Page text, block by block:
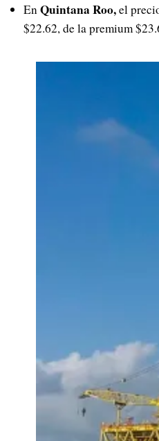
EnQuintana Roo,el
$22.62, de la premium